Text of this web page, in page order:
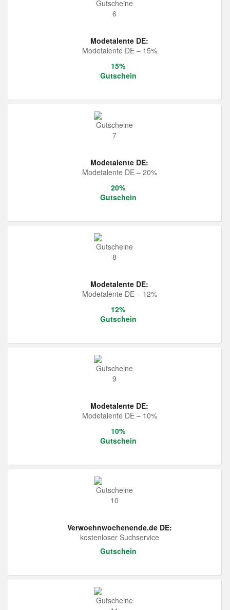
Modetalente DE:
Modetalente DE – 15%
15%
Gutschein
Modetalente DE:
Modetalente DE – 20%
20%
Gutschein
Modetalente DE:
Modetalente DE – 12%
12%
Gutschein
Modetalente DE:
Modetalente DE – 10%
10%
Gutschein
Verwoehnwochenende.de DE:
kostenloser Suchservice
Gutschein